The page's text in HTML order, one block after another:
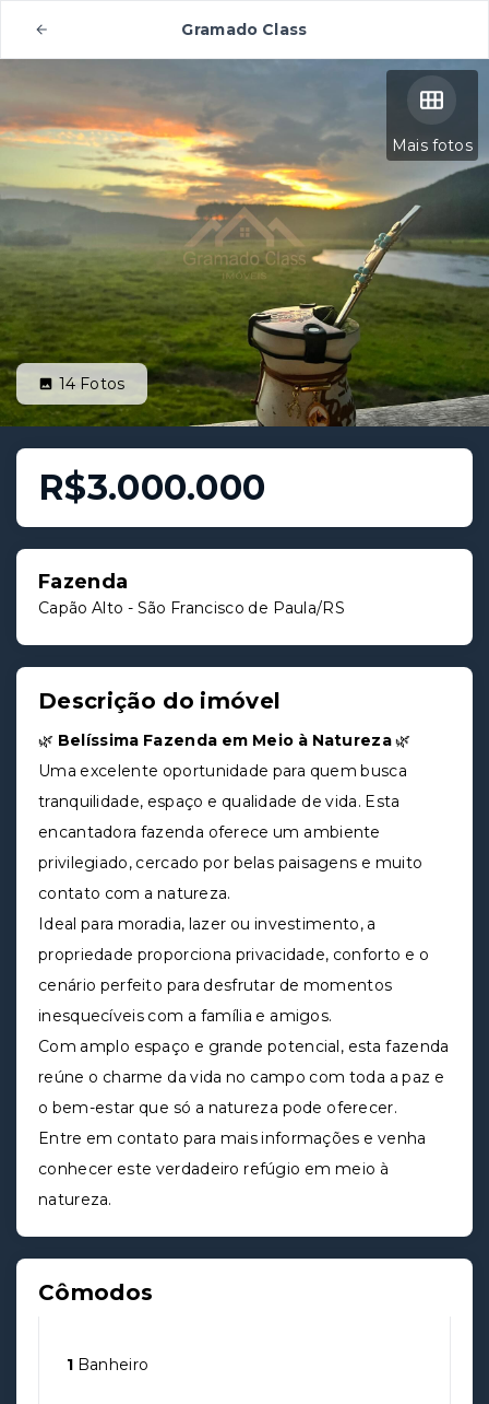
Gramado Class
Mais fotos
14 Fotos
R$3.000.000
Fazenda
Capão Alto - São Francisco de Paula/RS
Descrição do imóvel
🌿 Belíssima Fazenda em Meio à Natureza🌿
Uma excelente oportunidade para quem busca
tranquilidade, espaço e qualidade de vida. Esta
encantadora fazenda oferece um ambiente
privilegiado, cercado por belas paisagens e muito
contato com a natureza.
Ideal para moradia, lazer ou investimento, a
propriedade proporciona privacidade, conforto e o
cenário perfeito para desfrutar de momentos
inesquecíveis com a família e amigos.
Com amplo espaço e grande potencial, esta fazenda
reúne o charme da vida no campo com toda a paz e
o bem-estar que só a natureza pode oferecer.
Entre em contato para mais informações e venha
conhecer este verdadeiro refúgio em meio à
natureza.
Cômodos
1 Banheiro